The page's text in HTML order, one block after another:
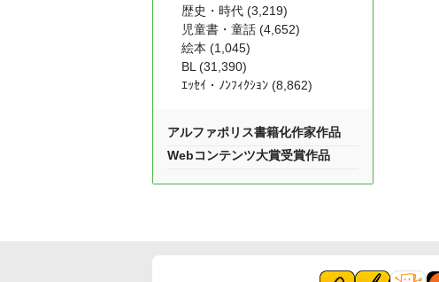
歴史・時代 (3,219)
児童書・童話 (4,652)
絵本 (1,045)
BL (31,390)
ｴｯｾｲ・ﾉﾝﾌｨｸｼｮﾝ (8,862)
アルファポリス書籍化作家作品
Webコンテンツ大賞受賞作品